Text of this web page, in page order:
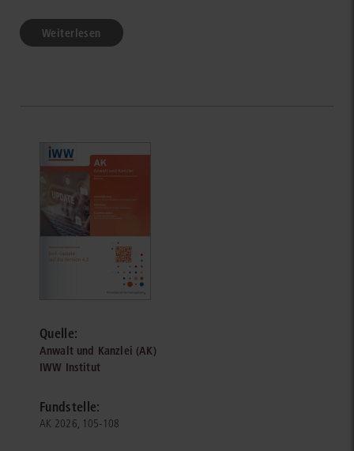
Weiterlesen
Quelle:
Anwalt und Kanzlei (AK)
IWW Institut
Fundstelle:
AK 2026, 105-108